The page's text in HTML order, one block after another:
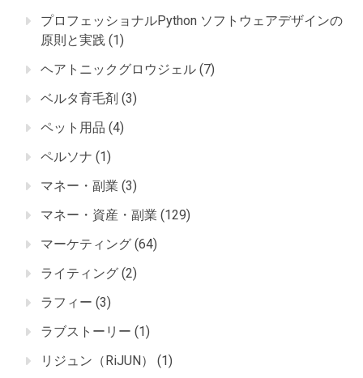
プロフェッショナルPython ソフトウェアデザインの
原則と実践 (1)
ヘアトニックグロウジェル (7)
ベルタ育毛剤 (3)
ペット用品 (4)
ペルソナ (1)
マネー・副業 (3)
マネー・資産・副業 (129)
マーケティング (64)
ライティング (2)
ラフィー (3)
ラブストーリー (1)
リジュン（RiJUN）
(1)